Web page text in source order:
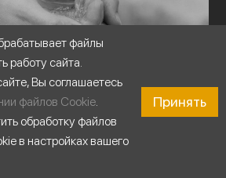
чистой воды
файлы
работу сайта.
Вы соглашаетесь
файлов Cookie.
обработку файлов
в настройках вашего
Принять